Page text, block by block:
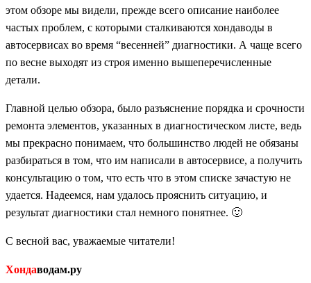
этом обзоре мы видели, прежде всего описание наиболее
частых проблем, с которыми сталкиваются хондаводы в
автосервисах во время “весенней” диагностики. А чаще всего
по весне выходят из строя именно вышеперечисленные
детали.
Главной целью обзора, было разъяснение порядка и срочности
ремонта элементов, указанных в диагностическом листе, ведь
мы прекрасно понимаем, что большинство людей не обязаны
разбираться в том, что им написали в автосервисе, а получить
консультацию о том, что есть что в этом списке зачастую не
удается. Надеемся, нам удалось прояснить ситуацию, и
результат диагностики стал немного понятнее. 🙂
С весной вас, уважаемые читатели!
Хондаводам.ру